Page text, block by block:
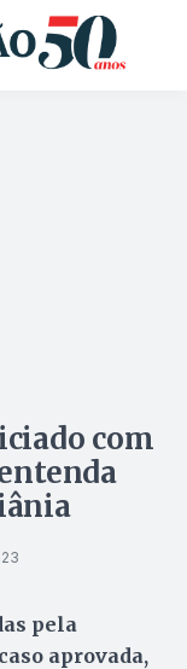
com
pela
aprovada,